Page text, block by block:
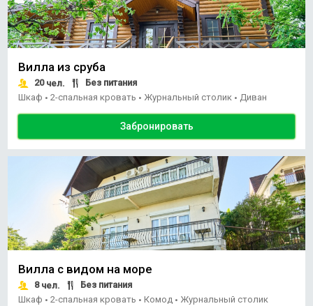
Вилла из сруба
20чел.
Без питания
Шкаф • 2-спальная кровать • Журнальный столик • Диван
Забронировать
Вилла с видом на море
8чел.
Без питания
Шкаф • 2-спальная кровать • Комод • Журнальный столик